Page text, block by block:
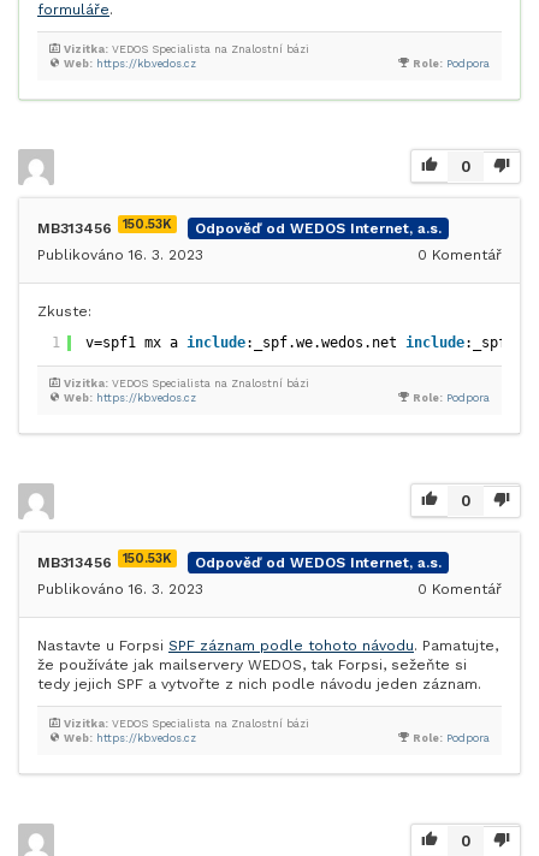
formuláře.
Role: Podpora
Web: https://kb.vedos.cz
Vizitka: VEDOS Specialista na Znalostní bázi
0
MB313456 150.53K
Odpověď od WEDOS Internet, a.s.
Publikováno 16. 3. 2023
0 Komentář
Zkuste:
1
v=spf1 mx a include:_spf.we.wedos.net include
Role: Podpora
Web: https://kb.vedos.cz
Vizitka: VEDOS Specialista na Znalostní bázi
0
MB313456 150.53K
Odpověď od WEDOS Internet, a.s.
Publikováno 16. 3. 2023
0 Komentář
Nastavte u Forpsi SPF záznam podle tohoto návodu. Pamatujte,
že používáte jak mailservery WEDOS, tak Forpsi, sežeňte si
tedy jejich SPF a vytvořte z nich podle návodu jeden záznam.
Role: Podpora
Web: https://kb.vedos.cz
Vizitka: VEDOS Specialista na Znalostní bázi
0